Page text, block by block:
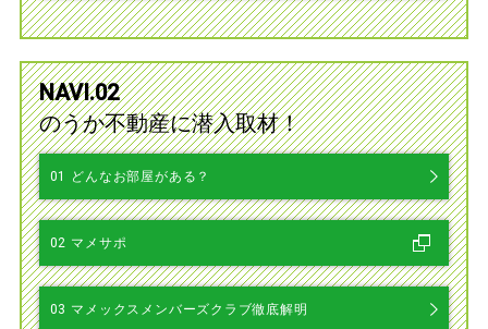
NAVI.02
のうか不動産に潜入取材！
01 どんなお部屋がある？
02 マメサポ
03 マメックスメンバーズクラブ徹底解明